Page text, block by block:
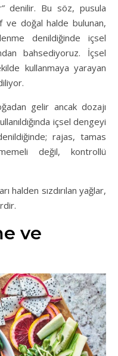
denilir. Bu söz, pusula
ve doğal halde bulunan,
denildiğinde içsel
bahsediyoruz. İçsel
kullanmaya yarayan
gelir ancak dozajı
içsel dengeyi
rajas, tamas
değil, kontrollü
halden sızdırılan yağlar,
ve